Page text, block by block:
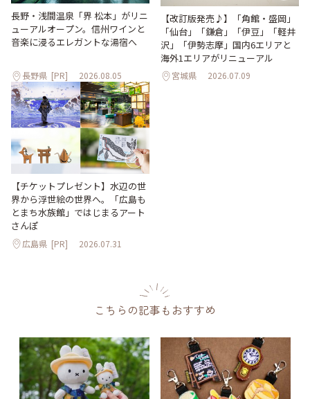
長野・浅間温泉「界 松本」がリニ
ューアルオープン。信州ワインと
音楽に浸るエレガントな湯宿へ
長野県 [PR] 2026.08.05
【改訂版発売♪】「角館・盛岡」
「仙台」「鎌倉」「伊豆」「軽井
沢」「伊勢志摩」国内6エリアと
海外1エリアがリニューアル
宮城県 2026.07.09
【チケットプレゼント】水辺の世
界から浮世絵の世界へ。「広島も
とまち水族館」ではじまるアート
さんぽ
広島県 [PR] 2026.07.31
こちらの記事もおすすめ